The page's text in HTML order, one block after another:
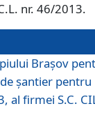
nr. 46/2013.
Braşov
șantier pentru
al firmei S.C.